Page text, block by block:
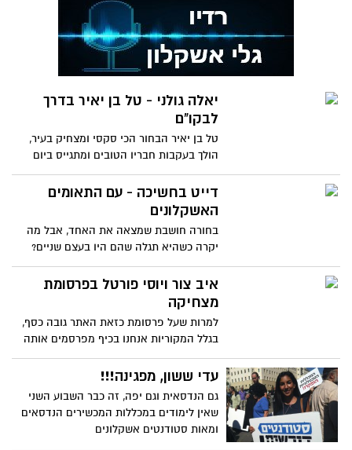
יאלה גולני - טל בן יאיר בדרך
לבקו"ם
טל בן יאיר הבחור הכי סקסי ומצחיק בעיר,
הולך בעקבות חבריו הטובים ומתגייס ביום
ראשון לגולני
דייט בחשיכה - עם התאומים
האשקלונים
בחורה חושבת שמצאה את האחד, אבל מה
יקרה כשהיא תגלה שהם היו בעצם שניים?
רפי וקובי לוי זוג אחים
איב צור ויוסי פורטל בפרסומת
מצחיקה
למרות שעל פרסומת כזאת האתר גובה כסף,
בגלל המקוריות אנחנו בכיף מפרסמים אותה
חינם :)
עדי ששון, מפגינה!!!
גם הנדסאית וגם יפה, זה כבר השבוע השני
שאין לימודים במכללות המכשירים הנדסאים
ומאות סטודנטים אשקלונים